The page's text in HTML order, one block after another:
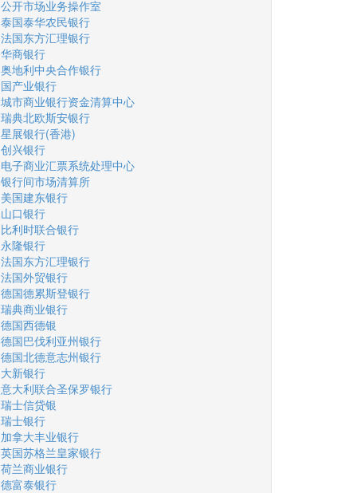
公开市场业务操作室
泰国泰华农民银行
法国东方汇理银行
华商银行
奥地利中央合作银行
国产业银行
城市商业银行资金清算中心
瑞典北欧斯安银行
星展银行(香港)
创兴银行
电子商业汇票系统处理中心
银行间市场清算所
美国建东银行
山口银行
比利时联合银行
永隆银行
法国东方汇理银行
法国外贸银行
德国德累斯登银行
瑞典商业银行
德国西德银
德国巴伐利亚州银行
德国北德意志州银行
大新银行
意大利联合圣保罗银行
瑞士信贷银
瑞士银行
加拿大丰业银行
英国苏格兰皇家银行
荷兰商业银行
德富泰银行